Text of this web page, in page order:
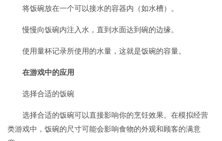
将饭碗放在一个可以接水的容器内（如水槽）。
慢慢向饭碗内注入水，直到水面达到碗的边缘。
使用量杯记录所使用的水量，这就是饭碗的容量。
在游戏中的应用
选择合适的饭碗
选择合适的饭碗可以直接影响你的烹饪效果。在模拟经营
类游戏中，饭碗的尺寸可能会影响食物的外观和顾客的满意